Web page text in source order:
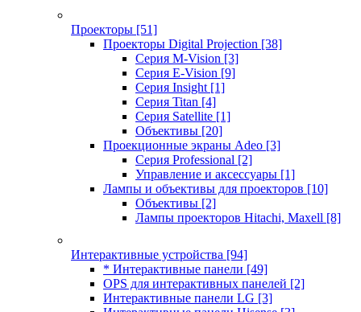
Проекторы [51]
Проекторы Digital Projection [38]
Серия M-Vision [3]
Серия E-Vision [9]
Серия Insight [1]
Серия Titan [4]
Серия Satellite [1]
Объективы [20]
Проекционные экраны Adeo [3]
Серия Professional [2]
Управление и аксессуары [1]
Лампы и объективы для проекторов [10]
Объективы [2]
Лампы проекторов Hitachi, Maxell [8]
Интерактивные устройства [94]
* Интерактивные панели [49]
OPS для интерактивных панелей [2]
Интерактивные панели LG [3]